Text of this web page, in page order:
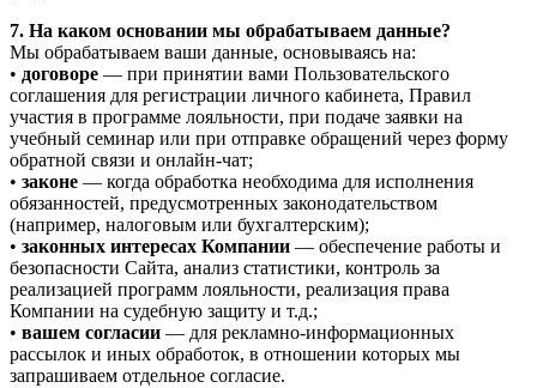
7. На каком основании мы обрабатываем данные?
Мы обрабатываем ваши данные, основываясь на:
• договоре — при принятии вами Пользовательского
соглашения для регистрации личного кабинета, Правил
участия в программе лояльности, при подаче заявки на
учебный семинар или при отправке обращений через форму
обратной связи и онлайн-чат;
• законе — когда обработка необходима для исполнения
обязанностей, предусмотренных законодательством
(например, налоговым или бухгалтерским);
• законных интересах Компании — обеспечение работы и
безопасности Сайта, анализ статистики, контроль за
реализацией программ лояльности, реализация права
Компании на судебную защиту и т.д.;
• вашем согласии — для рекламно-информационных
рассылок и иных обработок, в отношении которых мы
запрашиваем отдельное согласие.